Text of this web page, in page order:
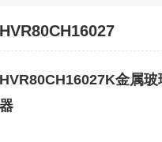
HVR80CH16027
HVR80CH16027K金属
器